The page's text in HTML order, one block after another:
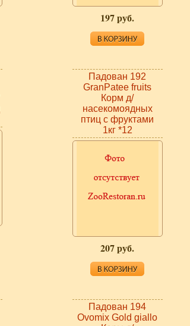
197 руб.
Падован 192
GranPatee fruits
Корм д/
насекомоядных
птиц с фруктами
1кг *12
207 руб.
Падован 194
Ovomix Gold giallo